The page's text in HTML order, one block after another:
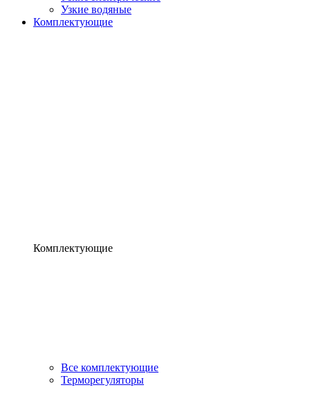
Узкие водяные
Комплектующие
Комплектующие
Все комплектующие
Терморегуляторы